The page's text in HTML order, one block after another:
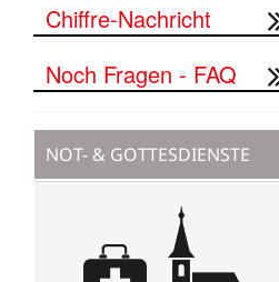
Chiffre-Nachricht
Noch Fragen - FAQ
NOT- & GOTTESDIENSTE